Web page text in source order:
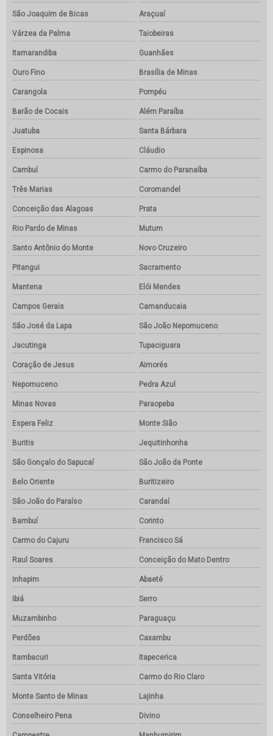
São Joaquim de Bicas Araçuaí
Várzea da Palma Taiobeiras
Itamarandiba Guanhães
Ouro Fino Brasília de Minas
Carangola Pompéu
Barão de Cocais Além Paraíba
Juatuba Santa Bárbara
Espinosa Cláudio
Cambuí Carmo do Paranaíba
Três Marias Coromandel
Conceição das Alagoas Prata
Rio Pardo de Minas Mutum
Santo Antônio do Monte Novo Cruzeiro
Pitangui Sacramento
Mantena Elói Mendes
Campos Gerais Camanducaia
São José da Lapa São João Nepomuceno
Jacutinga Tupaciguara
Coração de Jesus Aimorés
Nepomuceno Pedra Azul
Minas Novas Paraopeba
Espera Feliz Monte Sião
Buritis Jequitinhonha
São Gonçalo do Sapucaí São João da Ponte
Belo Oriente Buritizeiro
São João do Paraíso Carandaí
Bambuí Corinto
Carmo do Cajuru Francisco Sá
Raul Soares Conceição do Mato Dentro
Inhapim Abaeté
Ibiá Serro
Muzambinho Paraguaçu
Perdões Caxambu
Itambacuri Itapecerica
Santa Vitória Carmo do Rio Claro
Monte Santo de Minas Lajinha
Conselheiro Pena Divino